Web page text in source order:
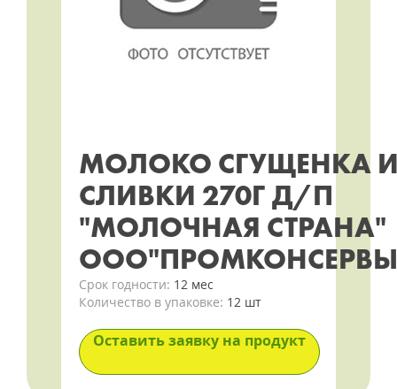
МОЛОКО СГУЩЕНКА
СЛИВКИ 270Г Д/П
"МОЛОЧНАЯ СТРАНА"
Срок годности: 12 мес
Количество в упаковке: 12 шт
Оставить заявку на продукт